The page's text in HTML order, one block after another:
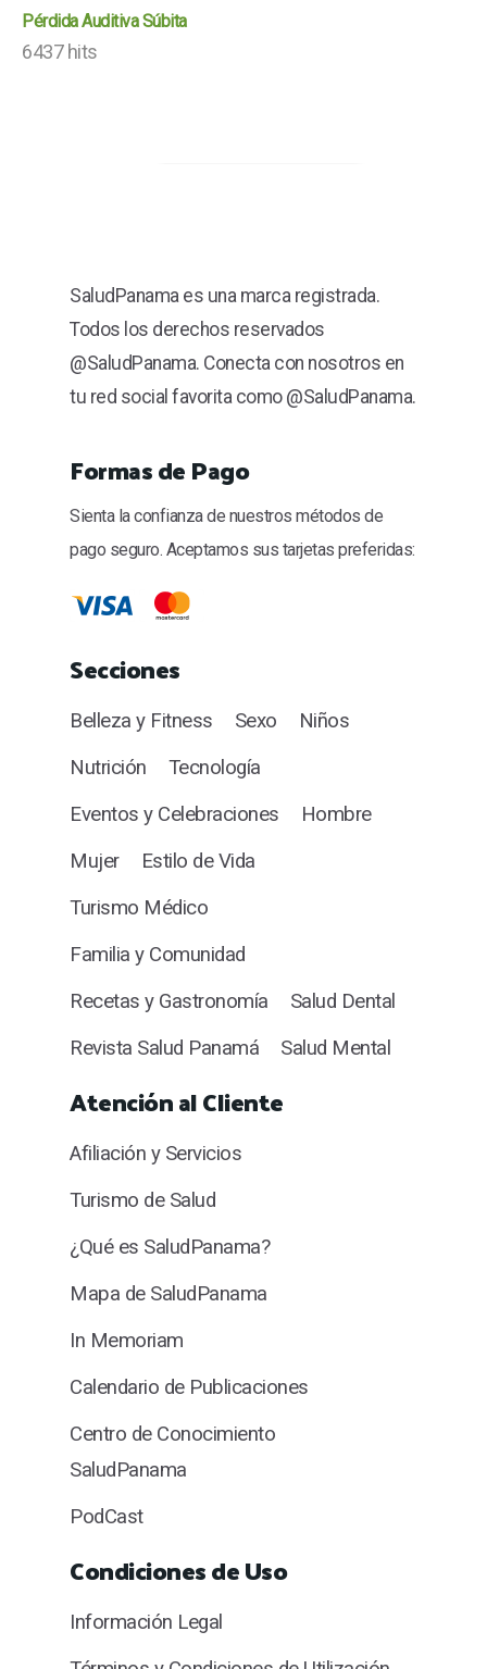
Pérdida Auditiva Súbita
6437 hits
SaludPanama es una marca registrada.
Todos los derechos reservados
@SaludPanama. Conecta con nosotros en
tu red social favorita como @SaludPanama.
Formas de Pago
Sienta la confianza de nuestros métodos de
pago seguro. Aceptamos sus tarjetas preferidas:
Secciones
Belleza y Fitness Sexo
Niños
Nutrición
Tecnología
Eventos y Celebraciones
Hombre
Mujer
Estilo de Vida
Turismo Médico
Familia y Comunidad
Recetas y Gastronomía
Salud Dental
Revista Salud Panamá
Salud Mental
Atención al Cliente
Afiliación y Servicios
Turismo de Salud
¿Qué es SaludPanama?
Mapa de SaludPanama
In Memoriam
Calendario de Publicaciones
Centro de Conocimiento
SaludPanama
PodCast
Condiciones de Uso
Información Legal